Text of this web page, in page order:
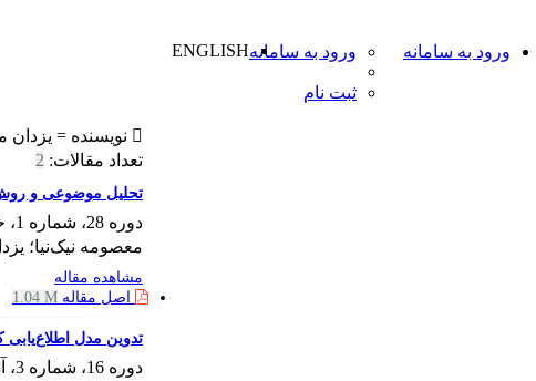
ورود به سامانه ورود به سامانه
ثبت نام
ENGLISH
نویسنده = یزدان
تعداد مقالات: 2
تحلیل موضوعی و
دوره 28، شماره 1، خرداد 1396، صفحه
معصومه نیک‌نیا؛
مشاهده مقاله
اصل مقاله 1.04 M
تدوین مدل
دوره 16، شماره 3، آذر 1384، صفحه